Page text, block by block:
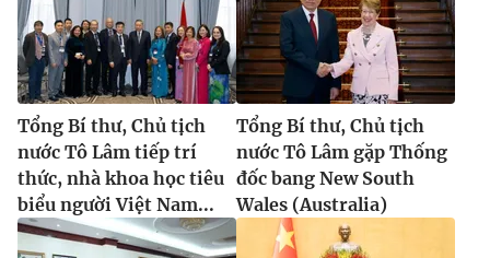
Tổng Bí thư, Chủ tịch
nước Tô Lâm tiếp trí
thức, nhà khoa học tiêu
biểu người Việt Nam...
Tổng Bí thư, Chủ tịch
nước Tô Lâm gặp Thống
đốc bang New South
Wales (Australia)